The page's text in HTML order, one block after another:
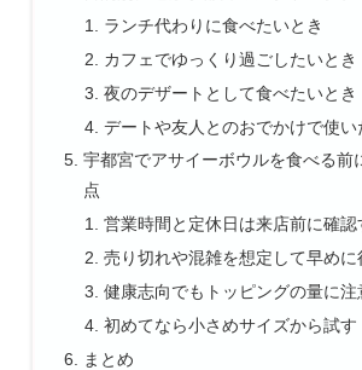
ランチ代わりに食べたいとき
カフェでゆっくり過ごしたいとき
夜のデザートとして食べたいとき
デートや友人とのおでかけで使い
宇都宮でアサイーボウルを食べる前
点
営業時間と定休日は来店前に確認
売り切れや混雑を想定して早めに
健康志向でもトッピングの量に注
初めてなら小さめサイズから試す
まとめ